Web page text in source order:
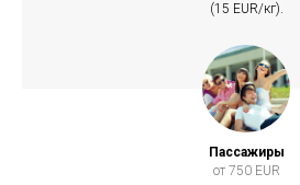
(15 EUR/кг).
Пассажиры
от 750 EUR